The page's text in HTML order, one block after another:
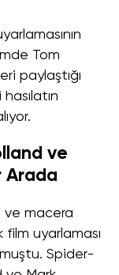
Tom
paylaştığı
ve
Arada
ve macera
uyarlaması
Spider-